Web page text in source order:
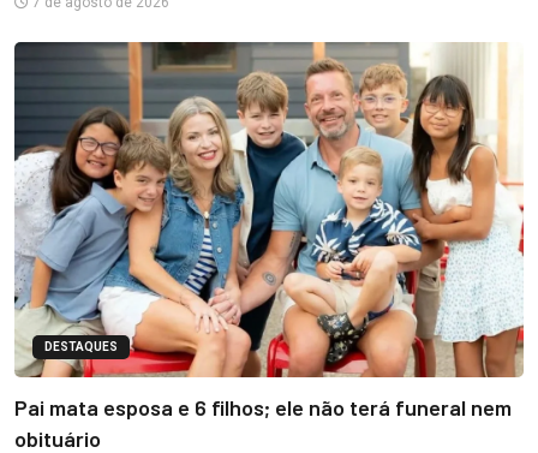
DESTAQUES
Pai mata esposa e 6 filhos; ele não terá funeral nem
obituário